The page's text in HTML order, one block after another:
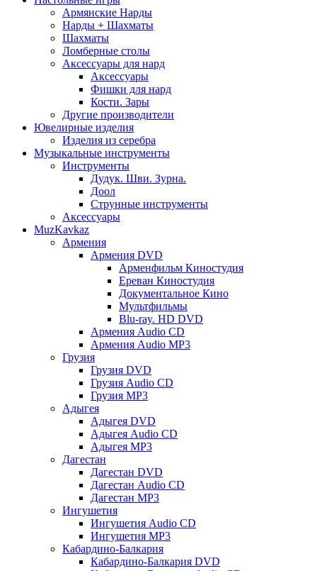
Армянские Нарды
Нарды + Шахматы
Шахматы
Ломберные столы
Аксессуары для нард
Аксессуары
Фишки для нард
Кости. Зары
Другие производители
Ювелирные изделия
Изделия из серебра
Музыкальные инструменты
Инструменты
Дудук. Шви. Зурна.
Доол
Струнные инструменты
Аксессуары
MuzKavkaz
Армения
Армения DVD
Арменфильм Киностудия
Ереван Киностудия
Документальное Кино
Мультфильмы
Blu-ray. HD DVD
Армения Audio CD
Армения Audio MP3
Грузия
Грузия DVD
Грузия Audio CD
Грузия MP3
Адыгея
Адыгея DVD
Адыгея Audio CD
Адыгея MP3
Дагестан
Дагестан DVD
Дагестан Audio CD
Дагестан MP3
Ингушетия
Ингушетия Audio CD
Ингушетия MP3
Кабардино-Балкария
Кабардино-Балкария DVD